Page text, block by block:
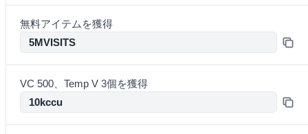
無料アイテムを獲得
5MVISITS
VC 500、Temp V 3個を獲得
10kccu